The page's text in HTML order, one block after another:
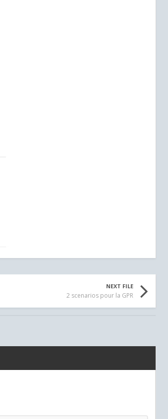
NEXT FILE
2 scenarios pour la GPR